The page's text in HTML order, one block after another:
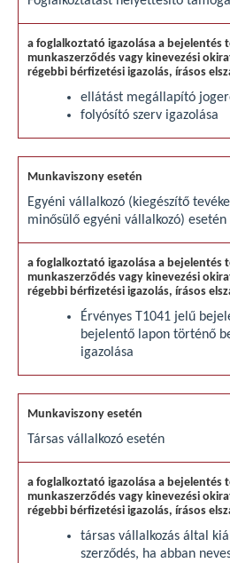
ellátást megállapító
folyósító szerv igazolása
Egyéni vállalkozó (kiegészítő
minősülő egyéni vállalkozó) esetén
Érvényes T1041 jelű
bejelentő lapon történő
igazolása
Társas vállalkozó esetén
társas vállalkozás által
szerződés, ha abban